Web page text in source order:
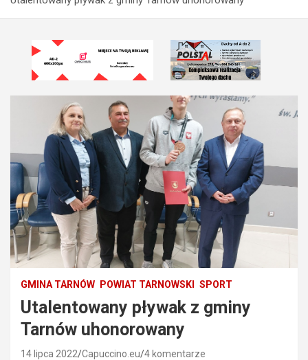
GMINA TARNÓW POWIAT TARNOWSKI SPORT
Utalentowany pływak z gminy
Tarnów uhonorowany
14 lipca 2022 Capuccino.eu 4 komentarze